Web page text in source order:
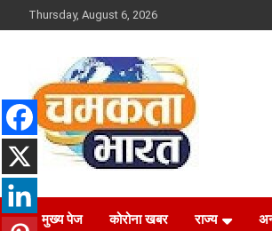
to
Thursday, August 6, 2026
CHAMAKTA
NEWS
मुख्य पेज कोरोना खबर राज्य